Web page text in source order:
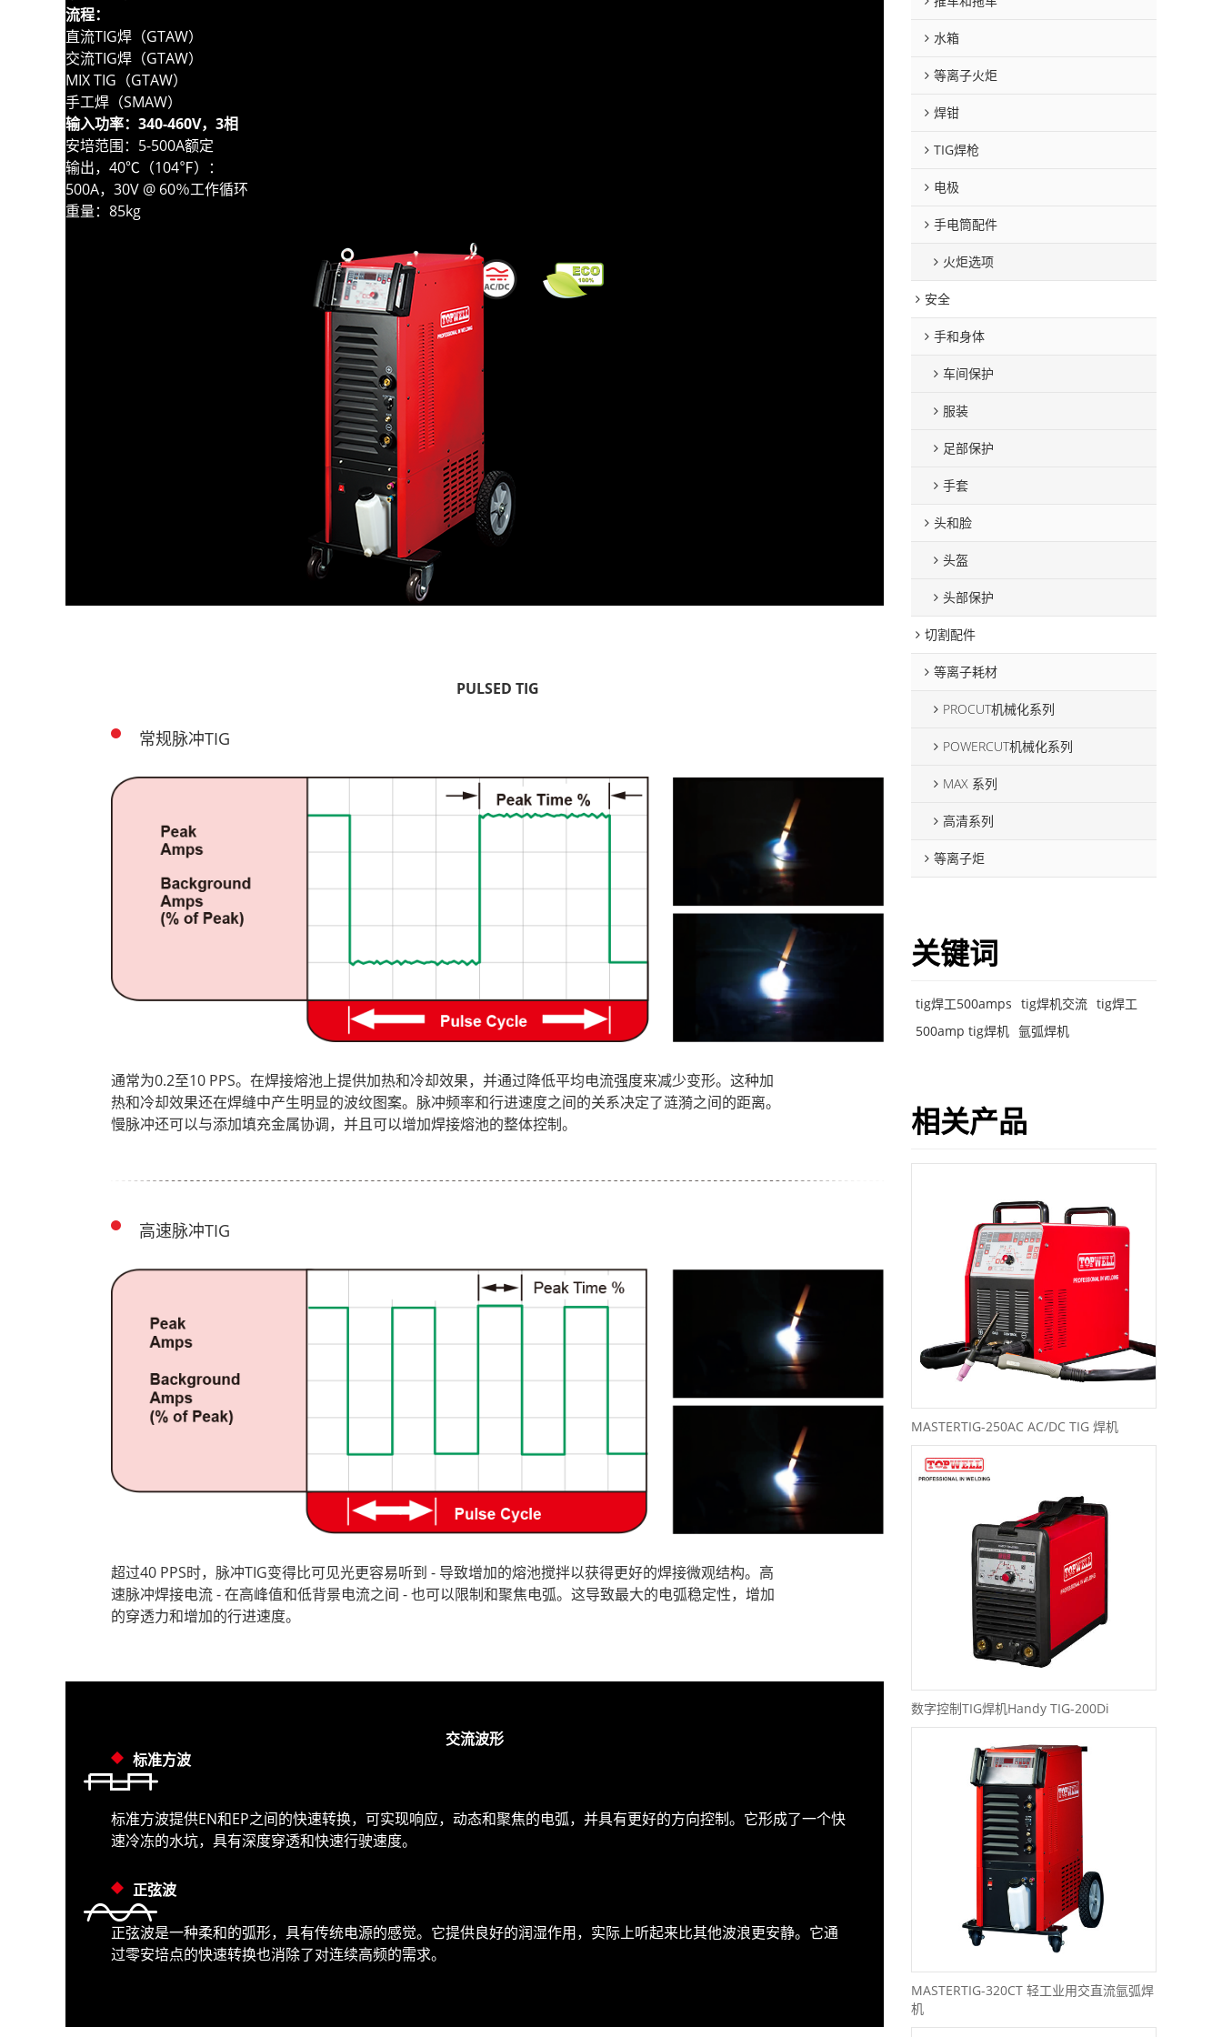
流程：
直流TIG焊（GTAW）
交流TIG焊（GTAW）
MIX TIG（GTAW）
手工焊（SMAW）
输入功率：340-460V，3相
安培范围：5-500A额定
输出，40℃（104℉）：
500A，30V @ 60％工作循环
重量：85kg
PULSED TIG
常规脉冲TIG
通常为0.2至10 PPS。在焊接熔池上提供加热和冷却效果，并通过降低平均电流强度来减少变形。这种加
热和冷却效果还在焊缝中产生明显的波纹图案。脉冲频率和行进速度之间的关系决定了涟漪之间的距离。
慢脉冲还可以与添加填充金属协调，并且可以增加焊接熔池的整体控制。
高速脉冲TIG
超过40 PPS时，脉冲TIG变得比可见光更容易听到 - 导致增加的熔池搅拌以获得更好的焊接微观结构。高
速脉冲焊接电流 - 在高峰值和低背景电流之间 - 也可以限制和聚焦电弧。这导致最大的电弧稳定性，增加
的穿透力和增加的行进速度。
交流波形
标准方波
标准方波提供EN和EP之间的快速转换，可实现响应，动态和聚焦的电弧，并具有更好的方向控制。它形成了一个快
速冷冻的水坑，具有深度穿透和快速行驶速度。
正弦波
正弦波是一种柔和的弧形，具有传统电源的感觉。它提供良好的润湿作用，实际上听起来比其他波浪更安静。它通
过零安培点的快速转换也消除了对连续高频的需求。
水箱
等离子火炬
焊钳
TIG焊枪
电极
手电筒配件
火炬选项
安全
手和身体
车间保护
服装
足部保护
手套
头和脸
头盔
头部保护
切割配件
等离子耗材
PROCUT机械化系列
POWERCUT机械化系列
MAX 系列
高清系列
等离子炬
关键词
tig焊工500amps tig焊机交流 tig焊工
500amp tig焊机 氩弧焊机
相关产品
MASTERTIG-250AC AC/DC TIG 焊机
数字控制TIG焊机Handy TIG-200Di
MASTERTIG-320CT 轻工业用交直流氩弧焊
机